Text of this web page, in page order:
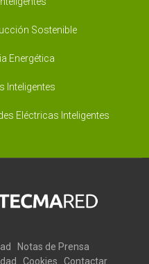
Sostenible
Energética
Inteligentes
Eléctricas Inteligentes
Notas de Prensa
Cookies Contactar